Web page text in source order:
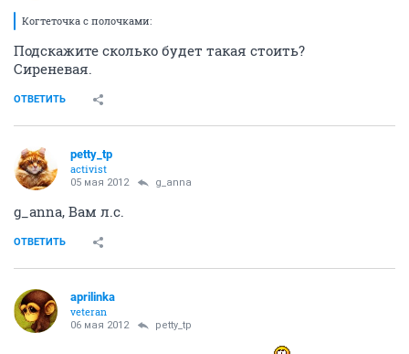
Когтеточка с полочками:
Подскажите сколько будет такая стоить?
Сиреневая.
ОТВЕТИТЬ
petty_tp
activist
05 мая 2012 g_anna
g_anna, Вам л.с.
ОТВЕТИТЬ
aprilinka
veteran
06 мая 2012 petty_tp